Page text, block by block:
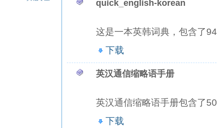
quick_english-korean
这是一本英韩词典，包含了
下载
英汉通信缩略语手册
英汉通信缩略语手册包含了
下载